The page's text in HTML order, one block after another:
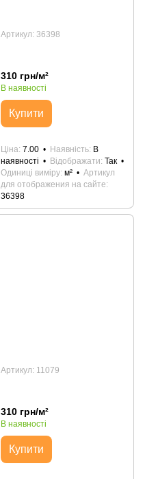
Артикул: 36398
310 грн/м²
В наявності
Купити
Ціна 7.00 Наявність В
наявності
Відображати Так
Одиниці виміру м²
Артикул
для отображения на сайте
36398
Артикул: 11079
310 грн/м²
В наявності
Купити